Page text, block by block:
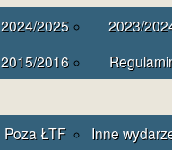
2024/2025
2023/
2015/2016
Poza ŁTF
Inne